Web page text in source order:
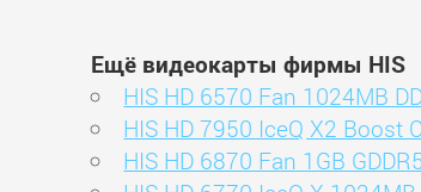
Ещё видеокарты фирмы HIS
HIS HD 6570 Fan 1024MB
HIS HD 7950 IceQ X2 Boost
HIS HD 6870 Fan 1GB